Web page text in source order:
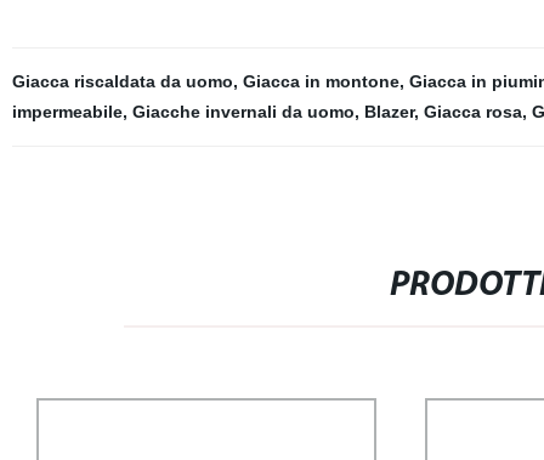
Giacca riscaldata da uomo, Giacca in montone, Giacca in
impermeabile, Giacche invernali da uomo, Blazer, Giacca rosa,